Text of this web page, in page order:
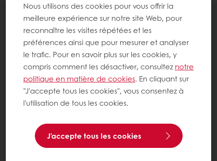
93 items
Nous utilisons des cookies pour vous offrir la
meilleure expérience sur notre site Web, pour
reconnaître les visites répétées et les
préférences ainsi que pour mesurer et analyser
le trafic. Pour en savoir plus sur les cookies, y
compris comment les désactiver, consulteznotre
politique en matière de cookies. En cliquant sur
"J'accepte tous les cookies", vous consentez à
l'utilisation de tous les cookies.
J'accepte tous les cookies